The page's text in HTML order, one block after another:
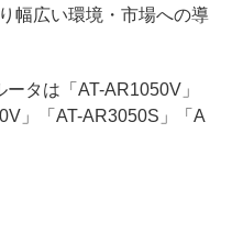
幅広い環境・市場への導
タは「AT-AR1050V」
」「AT-AR3050S」「A